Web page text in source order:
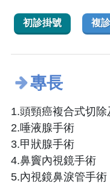
初診掛號 複
專長
1.頭頸癌複合式切
2.唾液腺手術
3.甲狀腺手術
4.鼻竇內視鏡手術
5.內視鏡鼻淚管手術